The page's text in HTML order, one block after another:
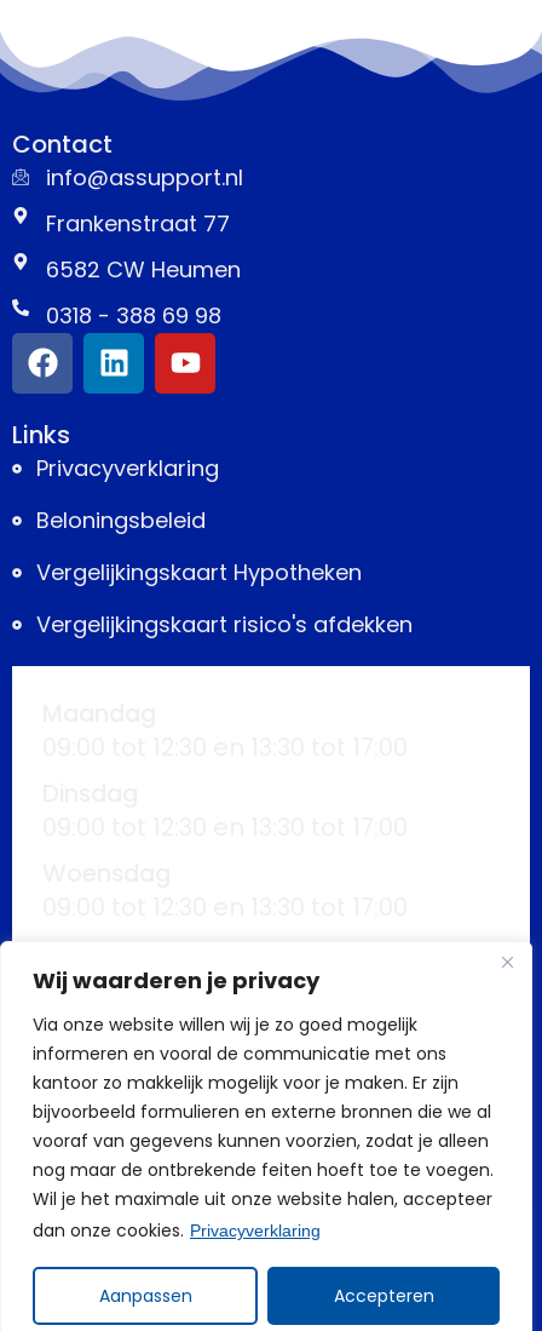
Wij waarderen je privacy
Via onze website willen wij je zo goed mogelijk
informeren en vooral de communicatie met ons
kantoor zo makkelijk mogelijk voor je maken. Er zijn
bijvoorbeeld formulieren en externe bronnen die we al
vooraf van gegevens kunnen voorzien, zodat je alleen
nog maar de ontbrekende feiten hoeft toe te voegen.
Wil je het maximale uit onze website halen, accepteer
dan onze cookies. Privacyverklaring
Aanpassen Accepteren
Contact
info@assupport.nl
Frankenstraat 77
6582 CW Heumen
0318 - 388 69 98
Links
Privacyverklaring
Beloningsbeleid
Vergelijkingskaart Hypotheken
Vergelijkingskaart risico's afdekken
09:00 tot 12:30 en 13:30 tot 17:00
Vrijdag
09:00 tot 12:30 en 13:30 tot 17:00
Buiten kantoortijden mogelijk op
afspraak
Build by AS Support bv